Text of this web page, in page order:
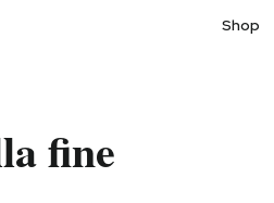
Shop
fine